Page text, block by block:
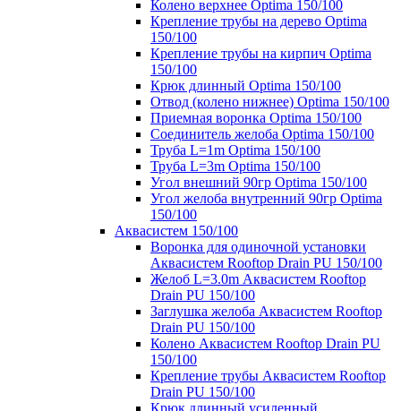
Колено верхнее Optima 150/100
Крепление трубы на дерево Optima
150/100
Крепление трубы на кирпич Optima
150/100
Крюк длинный Optima 150/100
Отвод (колено нижнее) Optima 150/100
Приемная воронка Optima 150/100
Соединитель желоба Optima 150/100
Труба L=1m Optima 150/100
Труба L=3m Optima 150/100
Угол внешний 90гр Optima 150/100
Угол желоба внутренний 90гр Optima
150/100
Аквасистем 150/100
Воронка для одиночной установки
Аквасистем Rooftop Drain PU 150/100
Желоб L=3.0m Аквасистем Rooftop
Drain PU 150/100
Заглушка желоба Аквасистем Rooftop
Drain PU 150/100
Колено Аквасистем Rooftop Drain PU
150/100
Крепление трубы Аквасистем Rooftop
Drain PU 150/100
Крюк длинный усиленный